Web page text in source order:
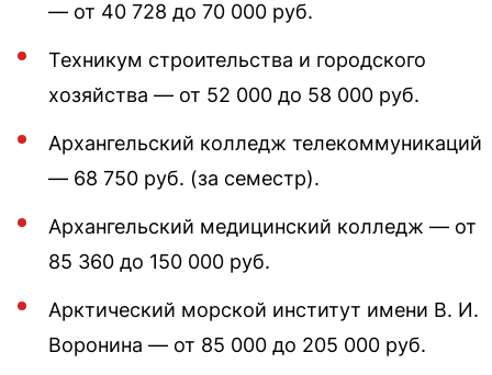
— от 40 728 до 70 000 руб.
Техникум строительства и городского
хозяйства — от 52 000 до 58 000 руб.
Архангельский колледж телекоммуникаций
— 68 750 руб. (за семестр).
Архангельский медицинский колледж — от
85 360 до 150 000 руб.
Арктический морской институт имени В. И.
Воронина — от 85 000 до 205 000 руб.